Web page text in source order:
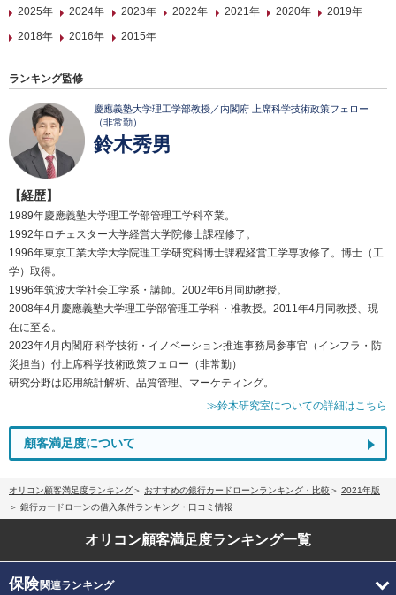
2025年
2024年 2023年 2022年 2021年 2020年
2019年
2018年
2016年 2015年
ランキング監修
慶應義塾大学理工学部教授／内閣府 上席科学技術政策フェロー
（非常勤）
鈴木秀男
【経歴】
1989年慶應義塾大学理工学部管理工学科卒業。
1992年ロチェスター大学経営大学院修士課程修了。
1996年東京工業大学大学院理工学研究科博士課程経営工学専攻修了。博士（工
学）取得。
1996年筑波大学社会工学系・講師。2002年6月同助教授。
2008年4月慶應義塾大学理工学部管理工学科・准教授。2011年4月同教授、現
在に至る。
2023年4月内閣府 科学技術・イノベーション推進事務局参事官（インフラ・防
災担当）付上席科学技術政策フェロー（非常勤）
研究分野は応用統計解析、品質管理、マーケティング。
≫鈴木研究室についての詳細はこちら
顧客満足度について
オリコン顧客満足度ランキング おすすめの銀行カードローンランキング・比較
2021年版
銀行カードローンの借入条件ランキング・口コミ情報
オリコン顧客満足度ランキング一覧
保険関連ランキング